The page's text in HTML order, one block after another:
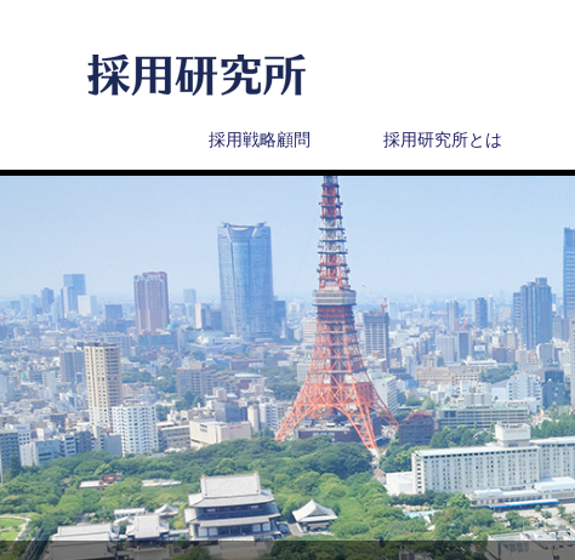
採用戦略顧問 採用研究所とは